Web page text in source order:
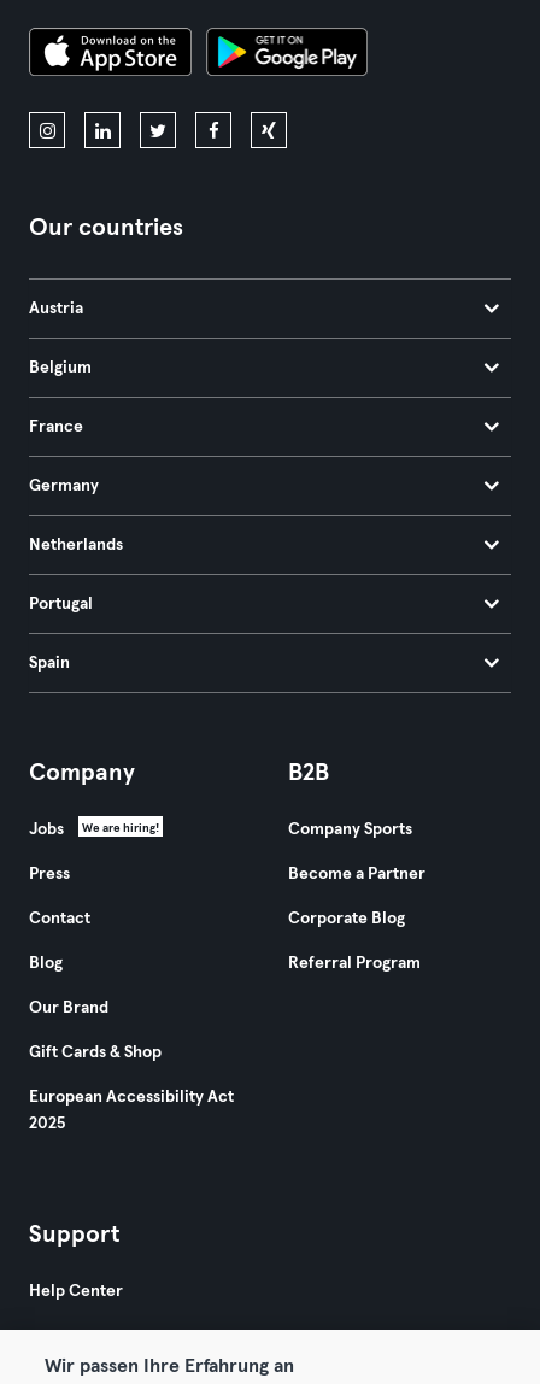
Our countries
Austria
Belgium
France
Germany
Netherlands
Portugal
Spain
Company
Jobs We are hiring!
Press
Contact
Blog
Our Brand
Gift Cards & Shop
European Accessibility Act
2025
B2B
Company Sports
Become a Partner
Corporate Blog
Referral Program
Support
Help Center
Wir passen Ihre Erfahrung an